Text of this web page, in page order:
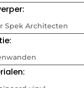
Spek Architecten